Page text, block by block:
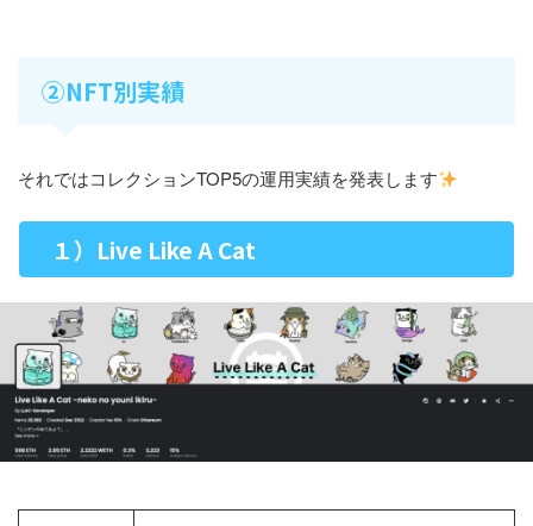
②NFT別実績
それではコレクションTOP5の運用実績を発表します
１）Live Like A Cat